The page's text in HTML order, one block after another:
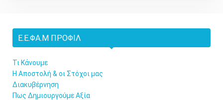
Ε.Ε.ΦΑ.Μ ΠΡΟΦΊΛ
Τι Κάνουμε
Η Αποστολή & οι Στόχοι μας
Διακυβέρνηση
Πως Δημιουργούμε Αξία